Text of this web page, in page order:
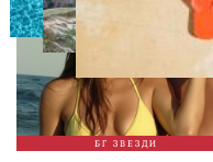
БГ ЗВЕЗДИ